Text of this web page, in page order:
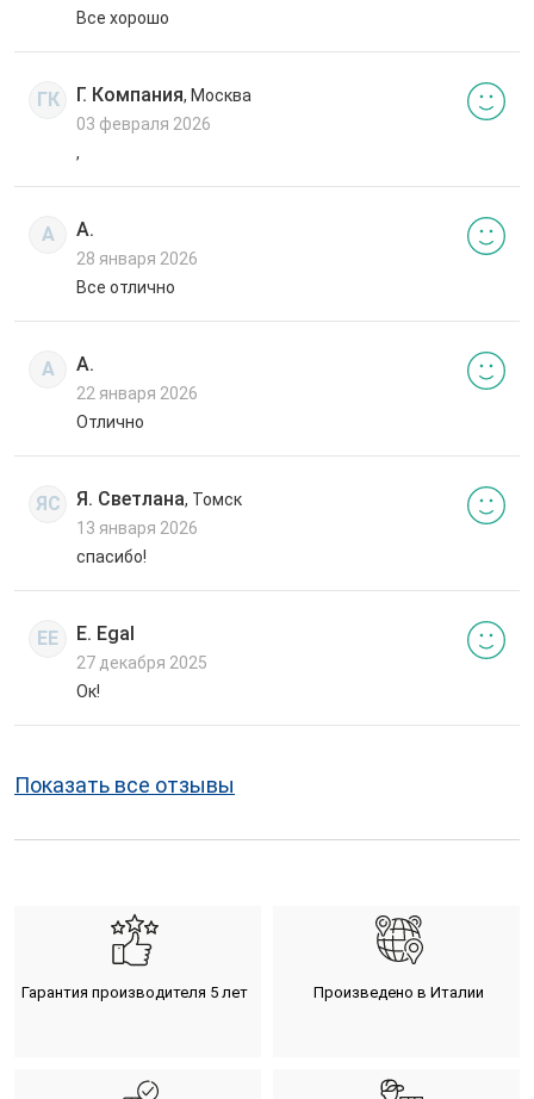
Все хорошо
ГК Г. Компания, Москва
03 февраля 2026
,
А А.
28 января 2026
Все отлично
А А.
22 января 2026
Отлично
ЯС Я. Светлана, Томск
13 января 2026
спасибо!
EE E. Egal
27 декабря 2025
Ок!
Показать все отзывы
Гарантия производителя 5 лет Произведено в Италии